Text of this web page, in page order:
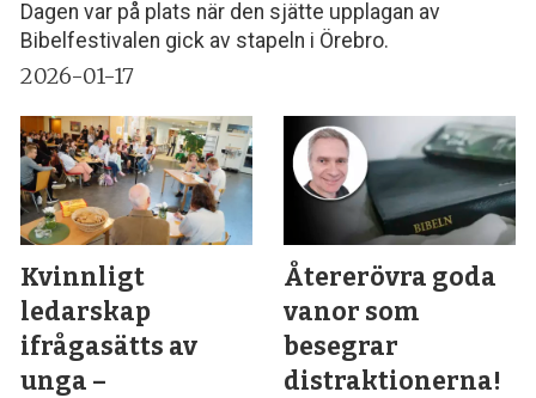
Dagen var på plats när den sjätte upplagan av
Bibelfestivalen gick av stapeln i Örebro.
2026-01-17
Kvinnligt
ledarskap
ifrågasätts av
unga –
Återerövra goda
vanor som
besegrar
distraktionerna!